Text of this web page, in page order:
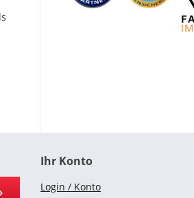
Ihr Konto
Login / Konto